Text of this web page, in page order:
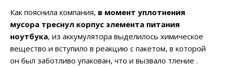
Как пояснила компания, в момент уплотнения
мусора треснул корпус элемента питания
ноутбука, из аккумулятора выделилось химическое
вещество и вступило в реакцию с пакетом, в которой
он был заботливо упакован, что и вызвало тление .